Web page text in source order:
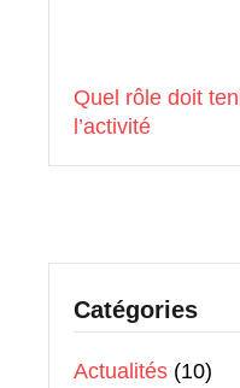
Quel rôle doit
l’activité
Catégories
Actualités (10)